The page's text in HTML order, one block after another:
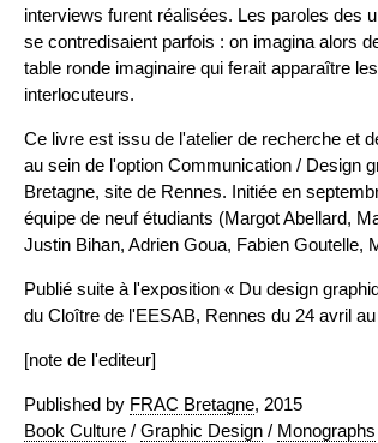
interviews furent réalisées. Les paroles des
se contredisaient parfois : on imagina alors
table ronde imaginaire qui ferait apparaître
interlocuteurs.
Ce livre est issu de l'atelier de recherche et
au sein de l'option Communication / Design
Bretagne, site de Rennes. Initiée en
équipe de neuf étudiants (Margot Abellard,
Justin Bihan, Adrien Goua, Fabien Goutelle,
Publié suite à l'exposition « Du design
du Cloître de l'EESAB, Rennes du 24 avril
[note de l'editeur]
Published by FRAC Bretagne, 2015
Book Culture / Graphic Design / Monographs